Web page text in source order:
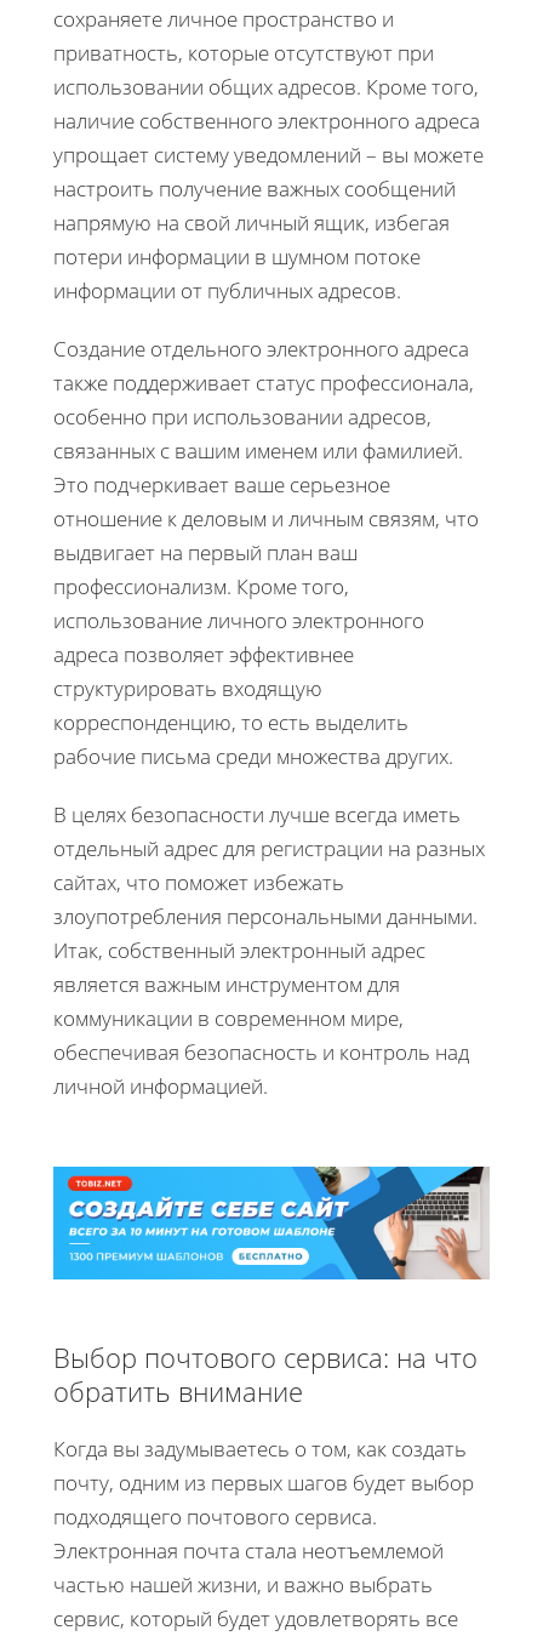
сохраняете личное пространство и
приватность, которые отсутствуют при
использовании общих адресов. Кроме того,
наличие собственного электронного адреса
упрощает систему уведомлений – вы можете
настроить получение важных сообщений
напрямую на свой личный ящик, избегая
потери информации в шумном потоке
информации от публичных адресов.
Создание отдельного электронного адреса
также поддерживает статус профессионала,
особенно при использовании адресов,
связанных с вашим именем или фамилией.
Это подчеркивает ваше серьезное
отношение к деловым и личным связям, что
выдвигает на первый план ваш
профессионализм. Кроме того,
использование личного электронного
адреса позволяет эффективнее
структурировать входящую
корреспонденцию, то есть выделить
рабочие письма среди множества других.
В целях безопасности лучше всегда иметь
отдельный адрес для регистрации на разных
сайтах, что поможет избежать
злоупотребления персональными данными.
Итак, собственный электронный адрес
является важным инструментом для
коммуникации в современном мире,
обеспечивая безопасность и контроль над
личной информацией.
Выбор почтового сервиса: на что
обратить внимание
Когда вы задумываетесь о том, как создать
почту, одним из первых шагов будет выбор
подходящего почтового сервиса.
Электронная почта стала неотъемлемой
частью нашей жизни, и важно выбрать
сервис, который будет удовлетворять все